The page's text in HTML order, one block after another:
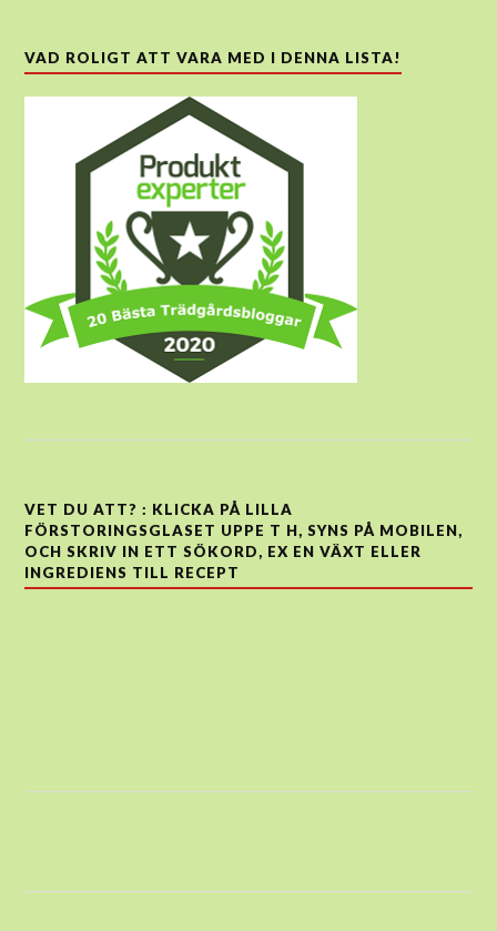
VAD ROLIGT ATT VARA MED I DENNA LISTA!
VET DU ATT? : KLICKA PÅ LILLA
FÖRSTORINGSGLASET UPPE T H, SYNS PÅ MOBILEN,
OCH SKRIV IN ETT SÖKORD, EX EN VÄXT ELLER
INGREDIENS TILL RECEPT